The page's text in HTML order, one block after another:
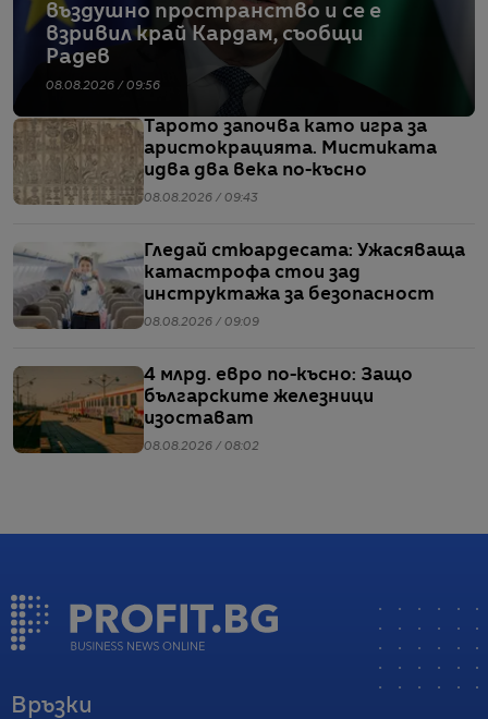
въздушно пространство и се е
взривил край Кардам, съобщи
Радев
08.08.2026 / 09:56
Тарото започва като игра за
аристокрацията. Мистиката
идва два века по-късно
08.08.2026 / 09:43
Гледай стюардесата: Ужасяваща
катастрофа стои зад
инструктажа за безопасност
08.08.2026 / 09:09
4 млрд. евро по-късно: Защо
българските железници
изостават
08.08.2026 / 08:02
Връзки